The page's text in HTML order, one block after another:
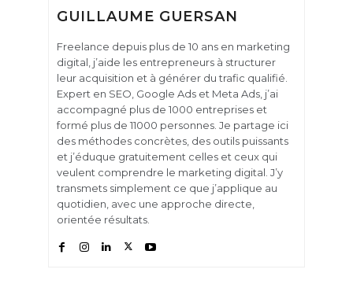
GUILLAUME GUERSAN
Freelance depuis plus de 10 ans en marketing
digital, j’aide les entrepreneurs à structurer
leur acquisition et à générer du trafic qualifié.
Expert en SEO, Google Ads et Meta Ads, j’ai
accompagné plus de 1000 entreprises et
formé plus de 11000 personnes. Je partage ici
des méthodes concrètes, des outils puissants
et j’éduque gratuitement celles et ceux qui
veulent comprendre le marketing digital. J’y
transmets simplement ce que j’applique au
quotidien, avec une approche directe,
orientée résultats.